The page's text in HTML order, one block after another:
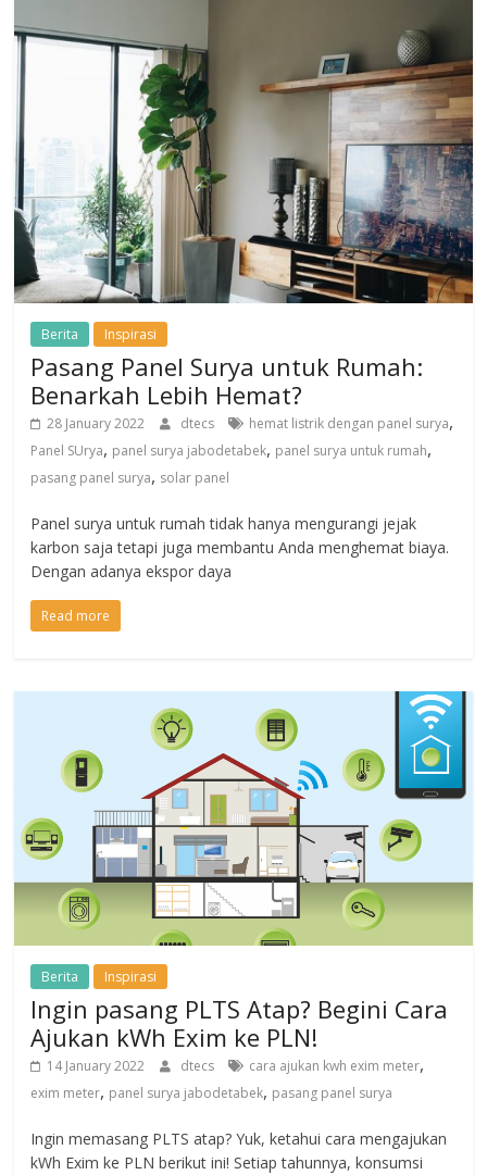
Berita Inspirasi
Pasang Panel Surya untuk Rumah:
Benarkah Lebih Hemat?
28 January 2022 dtecs hemat listrik dengan panel surya,
Panel SUrya, panel surya jabodetabek, panel surya untuk rumah,
pasang panel surya, solar panel
Panel surya untuk rumah tidak hanya mengurangi jejak
karbon saja tetapi juga membantu Anda menghemat biaya.
Dengan adanya ekspor daya
Read more
Berita Inspirasi
Ingin pasang PLTS Atap? Begini Cara
Ajukan kWh Exim ke PLN!
14 January 2022 dtecs cara ajukan kwh exim meter,
exim meter, panel surya jabodetabek, pasang panel surya
Ingin memasang PLTS atap? Yuk, ketahui cara mengajukan
kWh Exim ke PLN berikut ini! Setiap tahunnya, konsumsi